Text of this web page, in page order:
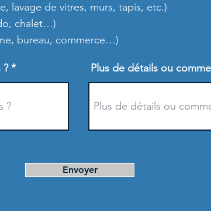
a
t
i
lavage de vitres, murs, tapis, etc.)
chalet…)
bureau, commerce…)
? Plus de détails ou
Envoyer